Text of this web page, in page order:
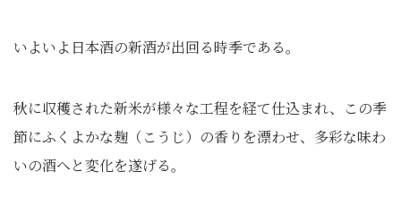
いよいよ日本酒の新酒が出回る時季である。
秋に収穫された新米が様々な工程を経て仕込まれ、この季
節にふくよかな麹（こうじ）の香りを漂わせ、多彩な味わ
いの酒へと変化を遂げる。